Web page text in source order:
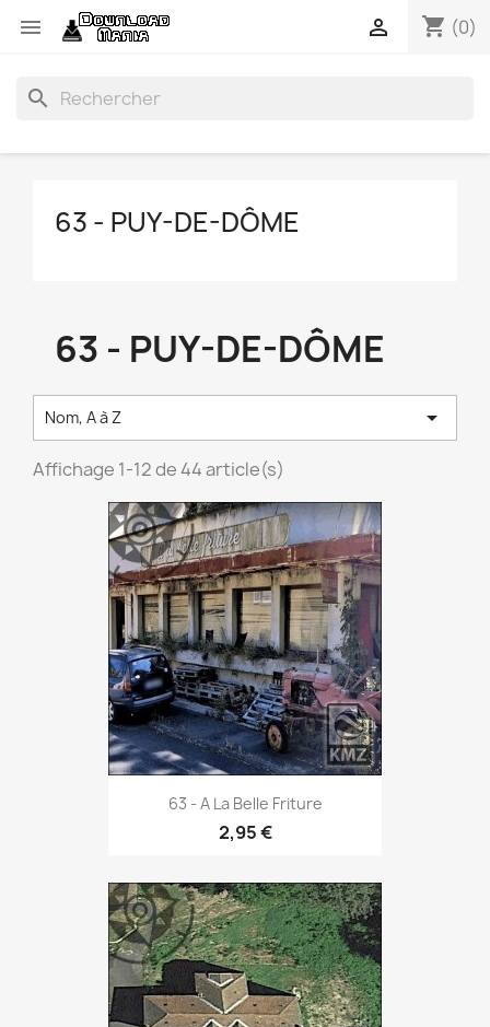
 shopping_cart (0)

search
63 - PUY-DE-DÔME
63 - PUY-DE-DÔME
Nom, A à Z 
Affichage 1-12 de 44 article(s)
63 - A La Belle Friture
2,95 €